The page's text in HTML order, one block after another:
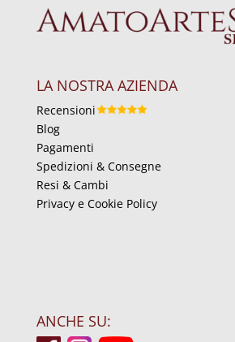
LA NOSTRA AZIENDA
Recensioni
Blog
Pagamenti
Spedizioni & Consegne
Resi & Cambi
Privacy e Cookie Policy
ANCHE SU: